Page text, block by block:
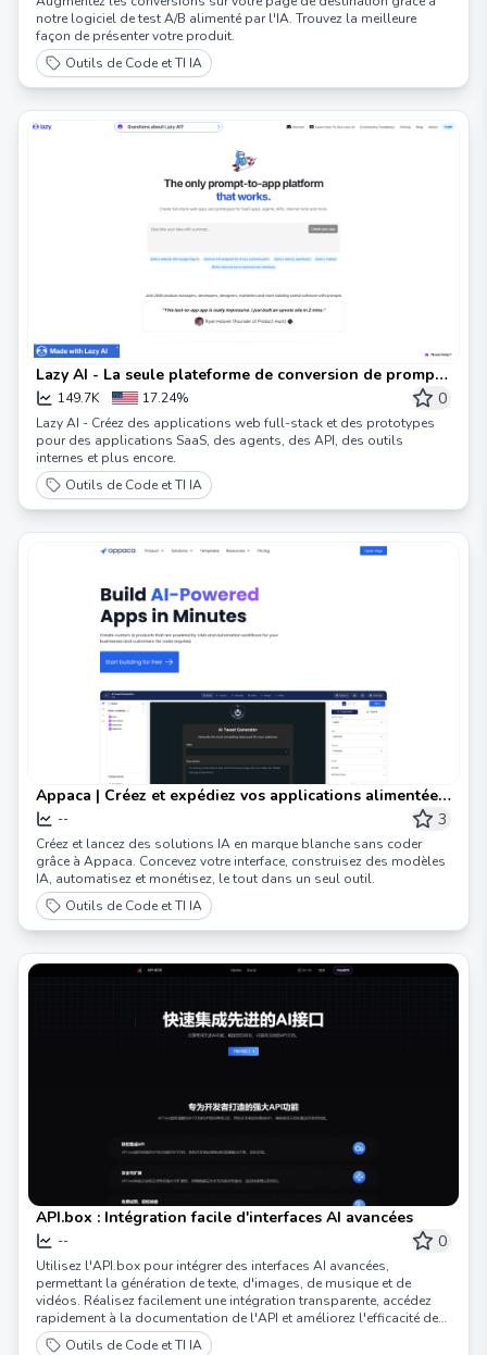
notre logiciel de test A/B alimenté par l'IA. Trouvez la meilleure
façon de présenter votre produit.
Outils de Code et TI IA
Lazy AI - La seule plateforme de conversion de prompt
en application qui fonctionne
149.7K 17.24% 0
Lazy AI - Créez des applications web full-stack et des prototypes
pour des applications SaaS, des agents, des API, des outils
internes et plus encore.
Outils de Code et TI IA
Appaca | Créez et expédiez vos applications alimentées
par l'IA en quelques minutes
-- 3
Créez et lancez des solutions IA en marque blanche sans coder
grâce à Appaca. Concevez votre interface, construisez des modèles
IA, automatisez et monétisez, le tout dans un seul outil.
Outils de Code et TI IA
API.box : Intégration facile d'interfaces AI avancées
-- 0
Utilisez l'API.box pour intégrer des interfaces AI avancées,
permettant la génération de texte, d'images, de musique et de
vidéos. Réalisez facilement une intégration transparente, accédez
rapidement à la documentation de l'API et améliorez l'efficacité de
votre projet.
Outils de Code et TI IA